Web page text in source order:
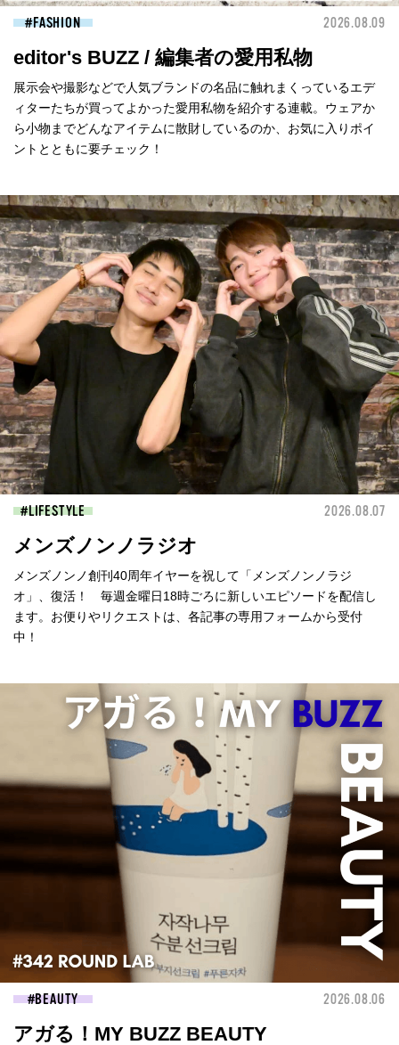
FASHION 2026.08.09
editor's BUZZ / 編集者の愛用私物
展示会や撮影などで人気ブランドの名品に触れまくっているエデ
ィターたちが買ってよかった愛用私物を紹介する連載。ウェアか
ら小物までどんなアイテムに散財しているのか、お気に入りポイ
ントとともに要チェック！
LIFESTYLE 2026.08.07
メンズノンノラジオ
メンズノンノ創刊40周年イヤーを祝して「メンズノンノラジ
オ」、復活！ 毎週金曜日18時ごろに新しいエピソードを配信し
ます。お便りやリクエストは、各記事の専用フォームから受付
中！
BEAUTY 2026.08.06
アガる！MY BUZZ BEAUTY